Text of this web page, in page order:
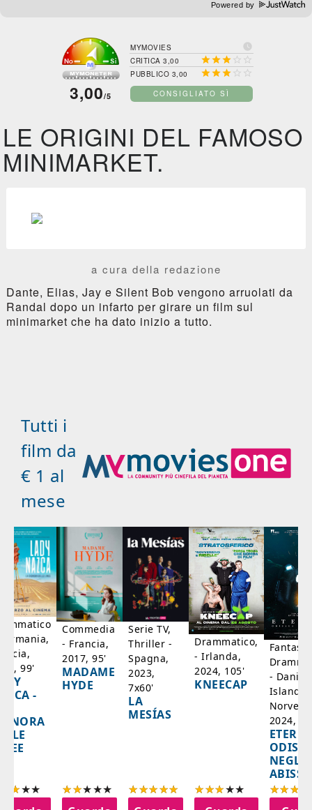
Powered by
3,00/5
MYMOVIES 
CRITICA 3,00   
PUBBLICO 3,00   
CONSIGLIATO SÌ
LE ORIGINI DEL FAMOSO
MINIMARKET.
a cura della redazione
Dante, Elias, Jay e Silent Bob vengono arruolati da
Randal dopo un infarto per girare un film sul
minimarket che ha dato inizio a tutto.
Tutti i
film da
€ 1 al
mese
99'
-
Commedia
- Francia,
2017, 95'
MADAME
HYDE
Serie TV,
Thriller -
Spagna,
2023,
7x60'
LA
MESÍAS
Drammatico,
- Irlanda,
2024, 105'
KNEECAP
-
Islanda,
2024,
NEGLI
ABISSI